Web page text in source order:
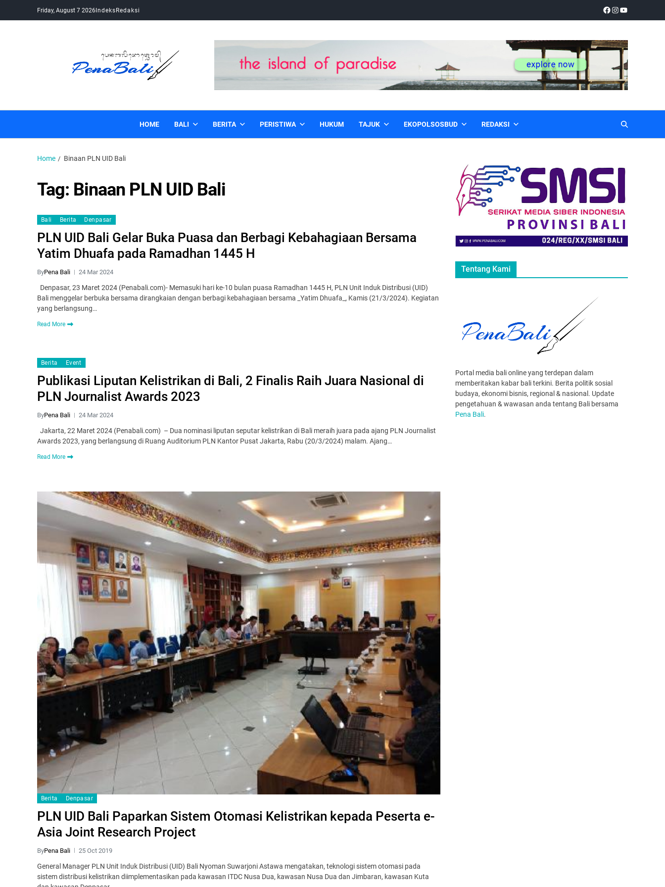
Friday, August 7 2026IndeksRedaksi
HOME BALI BERITA PERISTIWA HUKUM TAJUK EKOPOLSOSBUD REDAKSI
Home Binaan PLN UID Bali
Tag: Binaan PLN UID Bali
Bali Berita Denpasar
PLN UID Bali Gelar Buka Puasa dan Berbagi Kebahagiaan Bersama
Yatim Dhuafa pada Ramadhan 1445 H
ByPena Bali 24 Mar 2024
Denpasar, 23 Maret 2024 (Penabali.com)- Memasuki hari ke-10 bulan puasa Ramadhan 1445 H, PLN Unit Induk Distribusi (UID)
Bali menggelar berbuka bersama dirangkaian dengan berbagi kebahagiaan bersama _Yatim Dhuafa_, Kamis (21/3/2024). Kegiatan
yang berlangsung…
Read More
Berita Event
Publikasi Liputan Kelistrikan di Bali, 2 Finalis Raih Juara Nasional di
PLN Journalist Awards 2023
ByPena Bali 24 Mar 2024
Jakarta, 22 Maret 2024 (Penabali.com) – Dua nominasi liputan seputar kelistrikan di Bali meraih juara pada ajang PLN Journalist
Awards 2023, yang berlangsung di Ruang Auditorium PLN Kantor Pusat Jakarta, Rabu (20/3/2024) malam. Ajang…
Read More
Berita Denpasar
PLN UID Bali Paparkan Sistem Otomasi Kelistrikan kepada Peserta e-
Asia Joint Research Project
ByPena Bali 25 Oct 2019
General Manager PLN Unit Induk Distribusi (UID) Bali Nyoman Suwarjoni Astawa mengatakan, teknologi sistem otomasi pada
sistem distribusi kelistrikan diimplementasikan pada kawasan ITDC Nusa Dua, kawasan Nusa Dua dan Jimbaran, kawasan Kuta
Tentang Kami
Portal media bali online yang terdepan dalam
memberitakan kabar bali terkini. Berita politik sosial
budaya, ekonomi bisnis, regional & nasional. Update
pengetahuan & wawasan anda tentang Bali bersama
Pena Bali.